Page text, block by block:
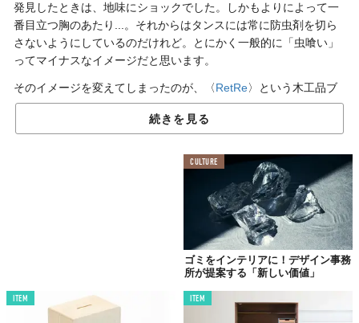
発見したときは、地味にショックでした。しかもよりによって一
番目立つ胸のあたり...。それからはタンスには常に防虫剤を切ら
さないようにしているのだけれど。とにかく一般的に「虫喰い」
ってマイナスなイメージだと思います。
そのイメージを変えてしまったのが、〈RetRe〉という木工品ブ
ランドです。
「虫喰い」もデザインとして楽しむ！
続きを見る
CULTURE
ゴミをインテリアに！デザイン事務
所が提案する「新しい価値」
ITEM ITEM